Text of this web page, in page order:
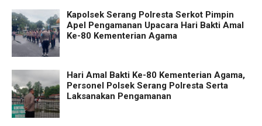
Kapolsek Serang Polresta Serkot Pimpin
Apel Pengamanan Upacara Hari Bakti Amal
Ke-80 Kementerian Agama
Hari Amal Bakti Ke-80 Kementerian Agama,
Personel Polsek Serang Polresta Serta
Laksanakan Pengamanan